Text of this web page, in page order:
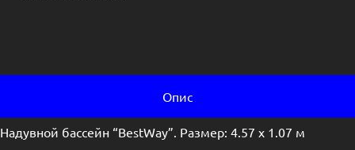
Опис
Надувной бассейн “BestWay”. Размер: 4.57 х 1.07 м